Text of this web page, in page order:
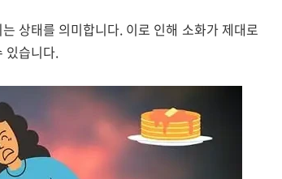
는 상태를 의미합니다. 이로 인해 소화가 제대로
있습니다.